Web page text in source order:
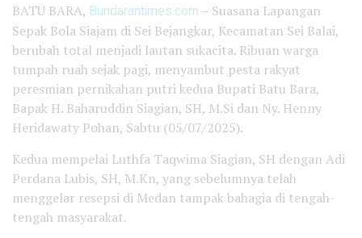
BATU BARA, Bundarantimes.com – Suasana Lapangan
Sepak Bola Siajam di Sei Bejangkar, Kecamatan Sei Balai,
berubah total menjadi lautan sukacita. Ribuan warga
tumpah ruah sejak pagi, menyambut pesta rakyat
peresmian pernikahan putri kedua Bupati Batu Bara,
Bapak H. Baharuddin Siagian, SH, M.Si dan Ny. Henny
Heridawaty Pohan, Sabtu (05/07/2025).
Kedua mempelai Luthfa Taqwima Siagian, SH dengan Adi
Perdana Lubis, SH, M.Kn, yang sebelumnya telah
menggelar resepsi di Medan tampak bahagia di tengah-
tengah masyarakat.